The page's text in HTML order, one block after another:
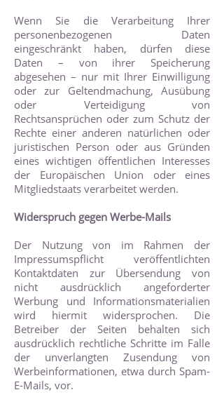
Wenn Sie die Verarbeitung Ihrer
personenbezogenen Daten
eingeschränkt haben, dürfen diese
Daten – von ihrer Speicherung
abgesehen – nur mit Ihrer Einwilligung
oder zur Geltendmachung, Ausübung
oder Verteidigung von
Rechtsansprüchen oder zum Schutz der
Rechte einer anderen natürlichen oder
juristischen Person oder aus Gründen
eines wichtigen öffentlichen Interesses
der Europäischen Union oder eines
Mitgliedstaats verarbeitet werden.
Widerspruch gegen Werbe-Mails
Der Nutzung von im Rahmen der
Impressumspflicht veröffentlichten
Kontaktdaten zur Übersendung von
nicht ausdrücklich angeforderter
Werbung und Informationsmaterialien
wird hiermit widersprochen. Die
Betreiber der Seiten behalten sich
ausdrücklich rechtliche Schritte im Falle
der unverlangten Zusendung von
Werbeinformationen, etwa durch Spam-
E-Mails, vor.